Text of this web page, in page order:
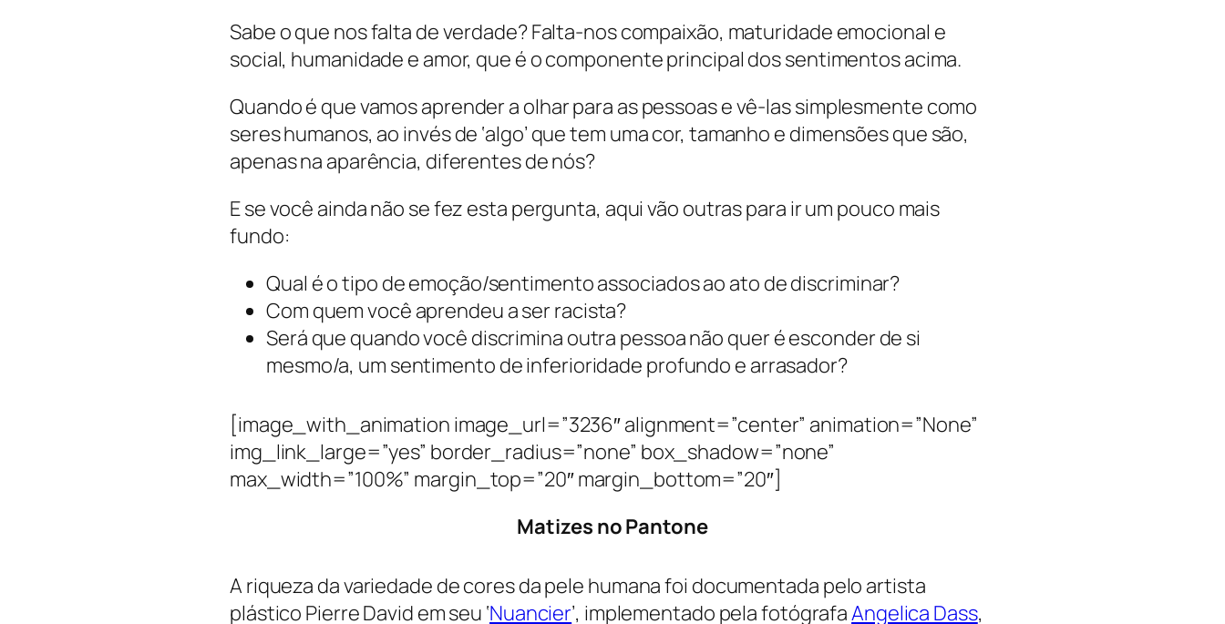
Sabe o que nos falta de verdade? Falta-nos compaixão, maturidade emocional e
social, humanidade e amor, que é o componente principal dos sentimentos acima.
Quando é que vamos aprender a olhar para as pessoas e vê-las simplesmente como
seres humanos, ao invés de ‘algo’ que tem uma cor, tamanho e dimensões que são,
apenas na aparência, diferentes de nós?
E se você ainda não se fez esta pergunta, aqui vão outras para ir um pouco mais
fundo:
Qual é o tipo de emoção/sentimento associados ao ato de discriminar?
Com quem você aprendeu a ser racista?
Será que quando você discrimina outra pessoa não quer é esconder de si
mesmo/a, um sentimento de inferioridade profundo e arrasador?
[image_with_animation image_url=”3236″ alignment=”center” animation=”None”
img_link_large=”yes” border_radius=”none” box_shadow=”none”
max_width=”100%” margin_top=”20″ margin_bottom=”20″]
Matizes no Pantone
A riqueza da variedade de cores da pele humana foi documentada pelo artista
plástico Pierre David em seu ‘Nuancier’, implementado pela fotógrafaAngelica Dass,